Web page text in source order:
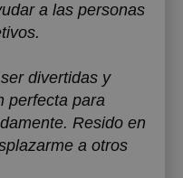
a las personas
divertidas y
perfecta para
Resido en
a otros